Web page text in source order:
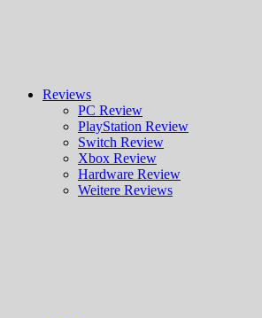
Reviews
PC Review
PlayStation Review
Switch Review
Xbox Review
Hardware Review
Weitere Reviews